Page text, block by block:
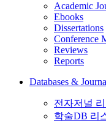
Academic
Ebooks
Dissertations
Conference
Reviews
Reports
Databases &
전자저널
학술DB 리